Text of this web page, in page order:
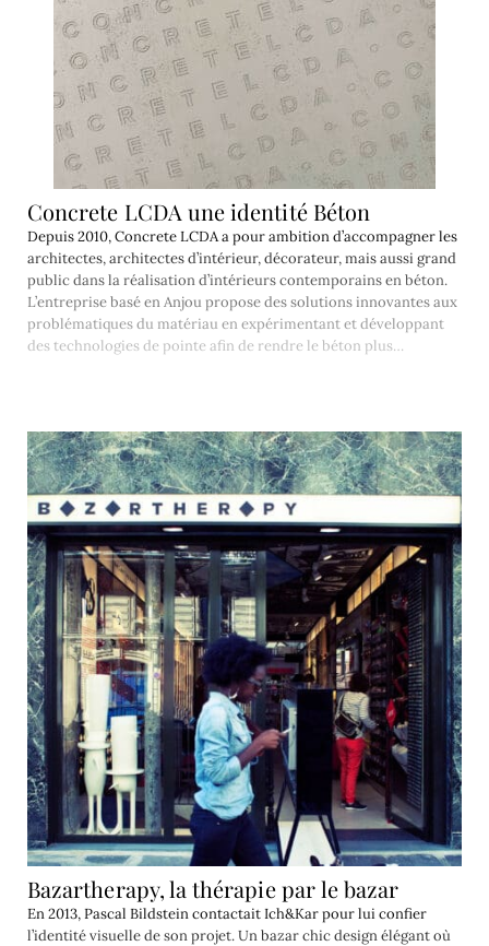
Concrete LCDA une identité Béton
Depuis 2010, Concrete LCDA a pour ambition d’accompagner les
architectes, architectes d’intérieur, décorateur, mais aussi grand
public dans la réalisation d’intérieurs contemporains en béton.
L’entreprise basé en Anjou propose des solutions innovantes aux
problématiques du matériau en expérimentant et développant
des technologies de pointe afin de rendre le béton plus…
Bazartherapy, la thérapie par le bazar
En 2013, Pascal Bildstein contactait Ich&Kar pour lui confier
l’identité visuelle de son projet. Un bazar chic design élégant où